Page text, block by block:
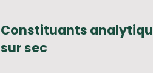
Constituants
sur sec